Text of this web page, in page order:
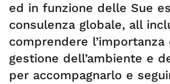
ed in funzione delle Sue
consulenza globale, all
comprendere
gestione dell’ambiente e
per accompagnarlo e